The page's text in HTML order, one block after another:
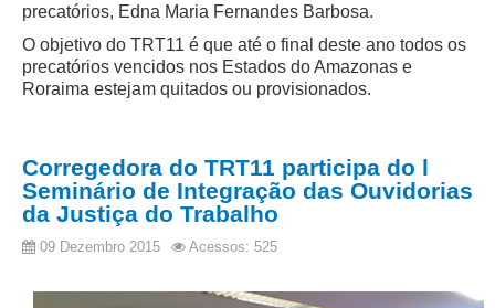
precatórios, Edna Maria Fernandes Barbosa.
O objetivo do TRT11 é que até o final deste ano todos os
precatórios vencidos nos Estados do Amazonas e
Roraima estejam quitados ou provisionados.
Corregedora do TRT11 participa do l
Seminário de Integração das Ouvidorias
da Justiça do Trabalho
09 Dezembro 2015 Acessos: 525